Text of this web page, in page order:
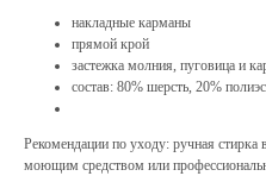
накладные карманы
прямой крой
застежка молния, пуговица и
состав: 80% шерсть, 20%
Рекомендации по уходу: ручная стирка
моющим средством или